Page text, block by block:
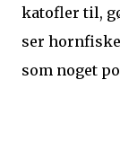
katofler til,
ser
som noget